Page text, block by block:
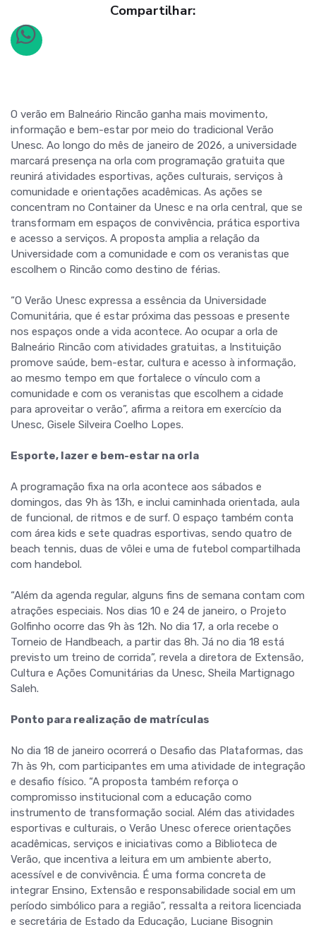
Compartilhar:
O verão em Balneário Rincão ganha mais movimento,
informação e bem-estar por meio do tradicional Verão
Unesc. Ao longo do mês de janeiro de 2026, a universidade
marcará presença na orla com programação gratuita que
reunirá atividades esportivas, ações culturais, serviços à
comunidade e orientações acadêmicas. As ações se
concentram no Container da Unesc e na orla central, que se
transformam em espaços de convivência, prática esportiva
e acesso a serviços. A proposta amplia a relação da
Universidade com a comunidade e com os veranistas que
escolhem o Rincão como destino de férias.
“O Verão Unesc expressa a essência da Universidade
Comunitária, que é estar próxima das pessoas e presente
nos espaços onde a vida acontece. Ao ocupar a orla de
Balneário Rincão com atividades gratuitas, a Instituição
promove saúde, bem-estar, cultura e acesso à informação,
ao mesmo tempo em que fortalece o vínculo com a
comunidade e com os veranistas que escolhem a cidade
para aproveitar o verão”, afirma a reitora em exercício da
Unesc, Gisele Silveira Coelho Lopes.
Esporte, lazer e bem-estar na orla
A programação fixa na orla acontece aos sábados e
domingos, das 9h às 13h, e inclui caminhada orientada, aula
de funcional, de ritmos e de surf. O espaço também conta
com área kids e sete quadras esportivas, sendo quatro de
beach tennis, duas de vôlei e uma de futebol compartilhada
com handebol.
“Além da agenda regular, alguns fins de semana contam com
atrações especiais. Nos dias 10 e 24 de janeiro, o Projeto
Golfinho ocorre das 9h às 12h. No dia 17, a orla recebe o
Torneio de Handbeach, a partir das 8h. Já no dia 18 está
previsto um treino de corrida”, revela a diretora de Extensão,
Cultura e Ações Comunitárias da Unesc, Sheila Martignago
Saleh.
Ponto para realização de matrículas
No dia 18 de janeiro ocorrerá o Desafio das Plataformas, das
7h às 9h, com participantes em uma atividade de integração
e desafio físico. “A proposta também reforça o
compromisso institucional com a educação como
instrumento de transformação social. Além das atividades
esportivas e culturais, o Verão Unesc oferece orientações
acadêmicas, serviços e iniciativas como a Biblioteca de
Verão, que incentiva a leitura em um ambiente aberto,
acessível e de convivência. É uma forma concreta de
integrar Ensino, Extensão e responsabilidade social em um
período simbólico para a região”, ressalta a reitora licenciada
e secretária de Estado da Educação, Luciane Bisognin